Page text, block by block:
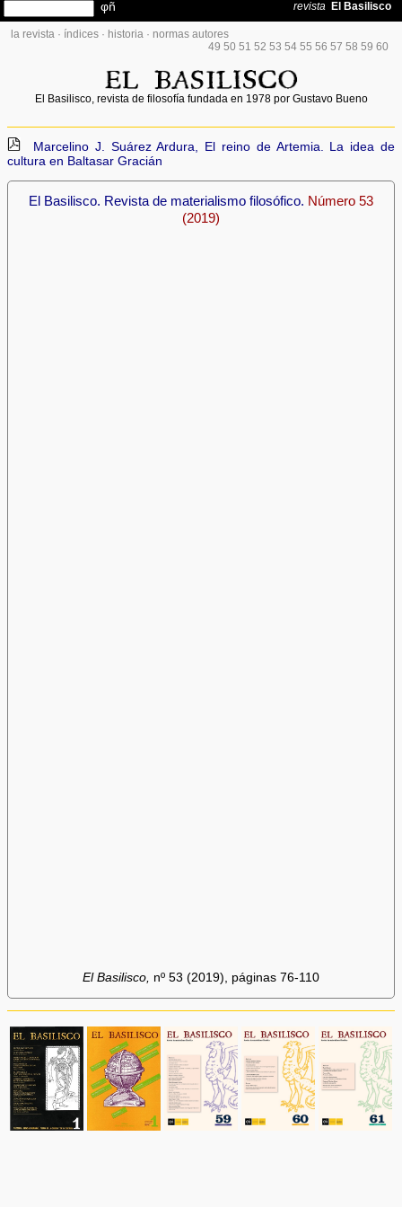
la revista · índices · historia · normas autores
49 50 51 52 53 54 55 56 57 58 59 60
El Basilisco, revista de filosofía fundada en 1978 por Gustavo Bueno
Marcelino J. Suárez Ardura, El reino de Artemia. La idea de
cultura en Baltasar Gracián
El Basilisco. Revista de materialismo filosófico. Número 53
(2019)
El Basilisco, nº 53 (2019), páginas 76-110